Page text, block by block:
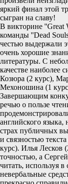
яркий финал этой
сыгран на славу!
В викторине ''Great
команды ''Dead
честью выдержали
очень хорошие
литературы. С
качестве наиболее
Козюра (2 курс),
Мехоношина (1
Завершающим
речью о пользе
английского языка,
страх публичных
и связностью
курс). Илья Лесков
точностью, а
читать, используя
невербальные